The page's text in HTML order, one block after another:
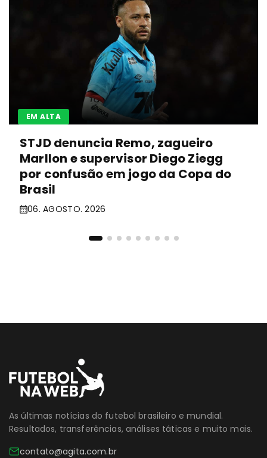
EM ALTA
STJD denuncia Remo, zagueiro
Marllon e supervisor Diego Ziegg
por confusão em jogo da Copa do
Brasil
06. AGOSTO. 2026
As últimas notícias do futebol brasileiro e mundial.
Resultados, transferências, análises táticas e muito mais.
contato@agita.com.br